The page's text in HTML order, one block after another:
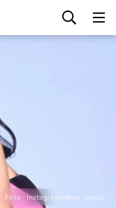
Foto : Instagram/dinar_candy